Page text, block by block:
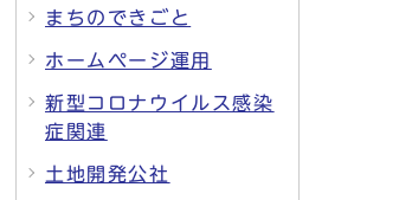
まちのできごと
ホームページ運用
新型コロナウイルス感染
症関連
土地開発公社